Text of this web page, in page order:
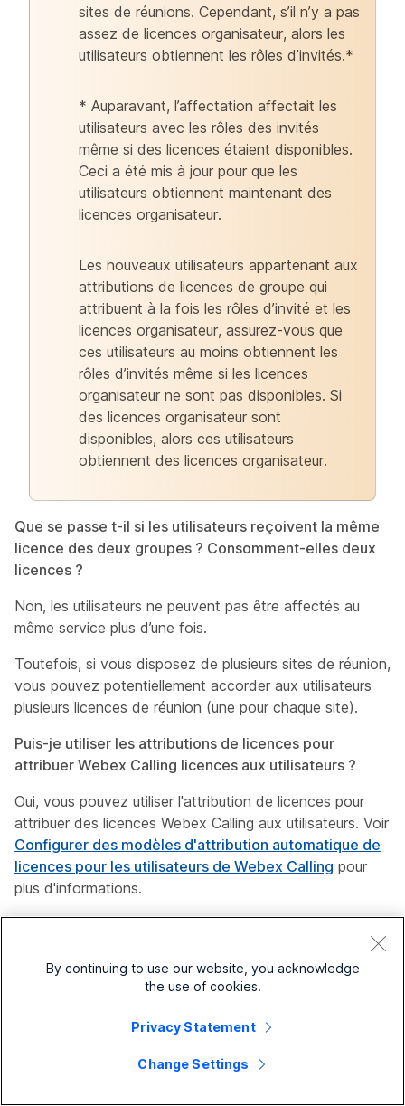
sites de réunions. Cependant, s’il n’y a pas
assez de licences organisateur, alors les
utilisateurs obtiennent les rôles d’invités.*
* Auparavant, l’affectation affectait les
utilisateurs avec les rôles des invités
même si des licences étaient disponibles.
Ceci a été mis à jour pour que les
utilisateurs obtiennent maintenant des
licences organisateur.
Les nouveaux utilisateurs appartenant aux
attributions de licences de groupe qui
attribuent à la fois les rôles d’invité et les
licences organisateur, assurez-vous que
ces utilisateurs au moins obtiennent les
rôles d’invités même si les licences
organisateur ne sont pas disponibles. Si
des licences organisateur sont
disponibles, alors ces utilisateurs
obtiennent des licences organisateur.
Que se passe t-il si les utilisateurs reçoivent la même
licence des deux groupes ? Consomment-elles deux
licences ?
Non, les utilisateurs ne peuvent pas être affectés au
même service plus d’une fois.
Toutefois, si vous disposez de plusieurs sites de réunion,
vous pouvez potentiellement accorder aux utilisateurs
plusieurs licences de réunion (une pour chaque site).
Puis-je utiliser les attributions de licences pour
attribuer Webex Calling licences aux utilisateurs ?
Oui, vous pouvez utiliser l'attribution de licences pour
attribuer des licences Webex Calling aux utilisateurs. Voir
Configurer des modèles d'attribution automatique de
licences pour les utilisateurs de Webex Calling pour
plus d'informations.
Control Hub ?
sites gérés dans Control Hub ?
Oui. Les utilisateurs liés à Administration du site de
By continuing to use our website, you acknowledge
the use of cookies.
Privacy Statement
Change Settings